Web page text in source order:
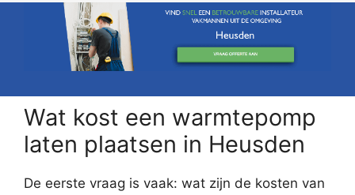
Wat kost een warmtepomp
laten plaatsen in Heusden
De eerste vraag is vaak: wat zijn de kosten van